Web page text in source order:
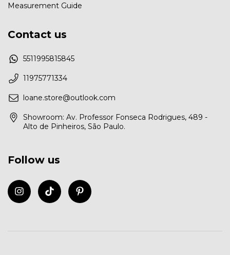
Measurement Guide
Contact us
5511995815845
11975771334
loane.store@outlook.com
Showroom: Av. Professor Fonseca Rodrigues, 489 -
Alto de Pinheiros, São Paulo.
Follow us